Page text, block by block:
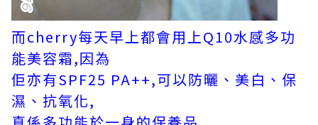
而cherry每天早上都會用上Q10水感多功
能美容霜,因為
佢亦有SPF25 PA++,可以防曬、美白、保
濕、抗氧化,